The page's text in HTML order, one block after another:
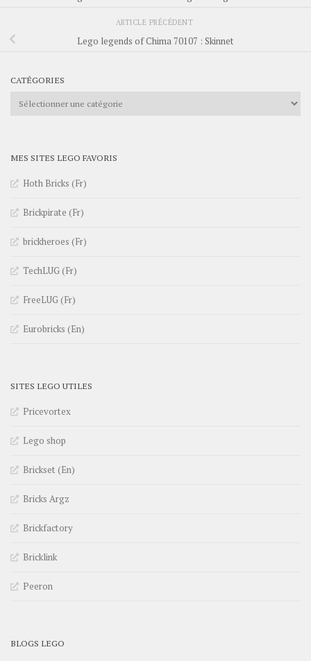
ARTICLE PRÉCÉDENT
Lego legends of Chima 70107 : Skinnet
CATÉGORIES
Catégories
MES SITES LEGO FAVORIS
Hoth Bricks (Fr)
Brickpirate (Fr)
brickheroes (Fr)
TechLUG (Fr)
FreeLUG (Fr)
Eurobricks (En)
SITES LEGO UTILES
Pricevortex
Lego shop
Brickset (En)
Bricks Argz
Brickfactory
Bricklink
Peeron
BLOGS LEGO